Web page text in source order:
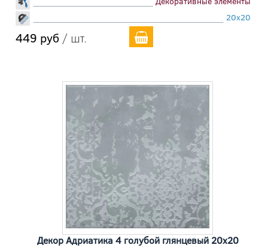
20x20
449 руб / шт.
Декор Адриатика 4 голубой глянцевый 20x20